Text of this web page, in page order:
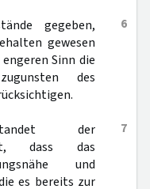
6
gegeben,
gewesen
Sinn die
des
7
der
dass das
und
es bereits zur